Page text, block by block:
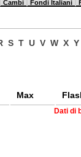
Cambi Fondi Italiani
S T U V W X Y
Max
Dati di